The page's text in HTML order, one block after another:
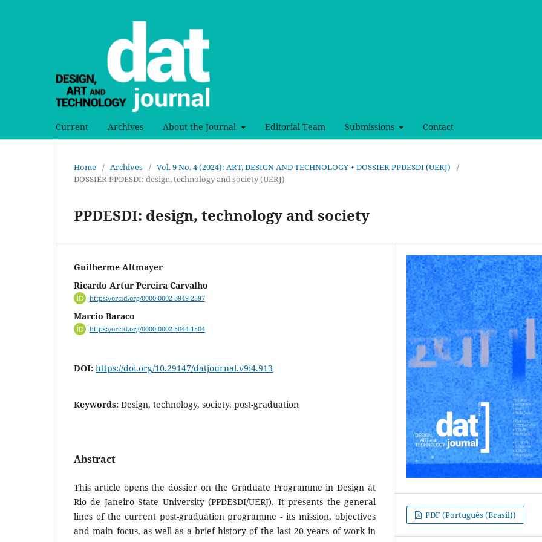
Current Archives About the Journal Editorial Team Submissions Contact
Home / Archives / Vol. 9 No. 4 (2024): ART, DESIGN AND TECHNOLOGY + DOSSIER PPDESDI (UERJ)
/
DOSSIER PPDESDI: design, technology and society (UERJ)
PPDESDI: design, technology and society
Guilherme Altmayer
Ricardo Artur Pereira Carvalho
https://orcid.org/0000-0002-3949-2597
Marcio Baraco
https://orcid.org/0000-0002-5044-1504
DOI: https://doi.org/10.29147/datjournal.v9i4.913
Keywords: Design, technology, society, post-graduation
Abstract
This article opens the dossier on the Graduate Programme in Design at
Rio de Janeiro State University (PPDESDI/UERJ). It presents the general
lines of the current post-graduation programme - its mission, objectives
and main focus, as well as a brief history of the last 20 years of work in
PDF (Português (Brasil))